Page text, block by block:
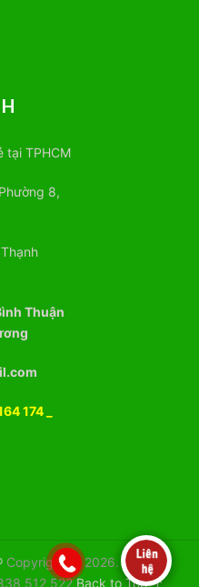
tại TPHCM
8,
Thuận
174_
Copyright © 2026.
512 522Back to Top ↑